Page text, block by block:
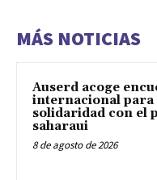
MÁS NOTICIAS
Auserd acoge
internacional
solidaridad con el
saharaui
8 de agosto de 2026